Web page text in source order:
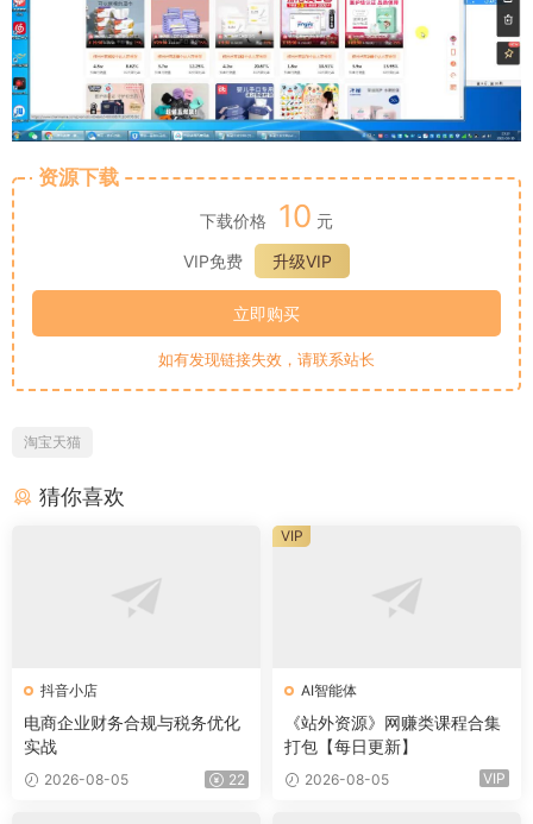
资源下载
下载价格 10 元
VIP免费
升级VIP
立即购买
如有发现链接失效，请联系站长
淘宝天猫
猜你喜欢
抖音小店
电商企业财务合规与税务优化
实战
2026-08-05 22
AI智能体
《站外资源》网赚类课程合集
打包【每日更新】
2026-08-05 VIP
VIP